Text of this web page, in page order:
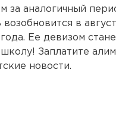
за аналогичный
в
Ее девизом
Заплатите
новости.